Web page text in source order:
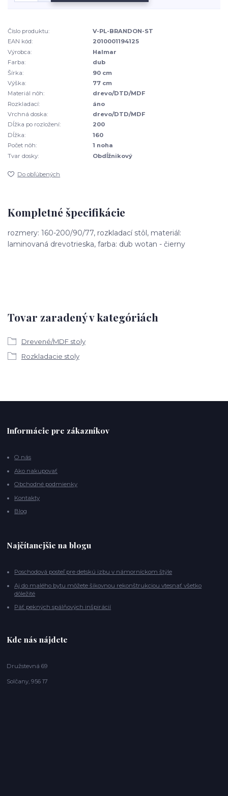
Číslo produktu:
V-PL-BRANDON-ST
EAN kód:
2010001194125
Výrobca:
Halmar
Farba:
dub
Šírka:
90 cm
Výška:
77 cm
Materiál nôh:
drevo/DTD/MDF
Rozkladací:
áno
Vrchná doska:
drevo/DTD/MDF
Dĺžka po rozložení:
200
Dĺžka:
160
Počet nôh:
1 noha
Tvar dosky:
Obdĺžnikový
Do obľúbených
Kompletné špecifikácie
rozmery: 160-200/90/77, rozkladací stôl, materiál:
laminovaná drevotrieska, farba: dub wotan - čierny
Tovar zaradený v kategóriách
Drevené/MDF stoly
Rozkladacie stoly
Informácie pre zákazníkov
O nás
Ako nakupovať
Obchodné podmienky
Kontakty
Blog
Najčítanejšie na blogu
Poschodová posteľ pre detskú izbu v námorníckom štýle
Aj do malého bytu môžete šikovnou rekonštrukciou vtesnať všetko
dôležité
Päť pekných spálňových inšpirácií
Kde nás nájdete
Družstevná 69
Solčany, 956 17